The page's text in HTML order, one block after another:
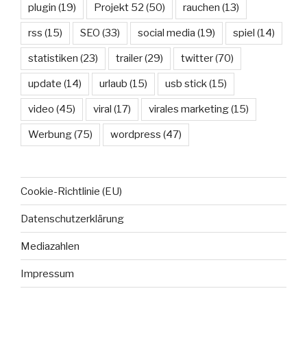
plugin (19) Projekt 52 (50) rauchen (13)
rss (15) SEO (33) social media (19) spiel (14)
statistiken (23) trailer(29) twitter(70)
update (14) urlaub (15) usb stick(15)
video (45) viral (17) virales marketing(15)
Werbung(75) wordpress (47)
Cookie-Richtlinie (EU)
Datenschutzerklärung
Mediazahlen
Impressum